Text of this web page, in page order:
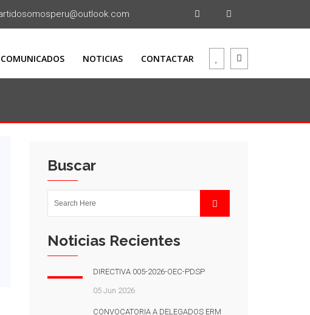
COMUNICADOS NOTICIAS CONTACTAR
Buscar
Noticias Recientes
DIRECTIVA 005-2026-OEC-PDSP
05 Jun 2026
CONVOCATORIA A DELEGADOS ERM